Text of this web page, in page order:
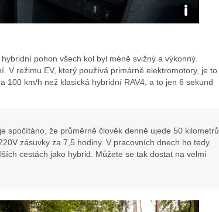
Zdroj:
Toyota
pohon všech kol byl méně svižný a výkonný.
V režimu EV, který používá primárně elektromotory, je to
100 km/h než klasická hybridní RAV4, a to jen 6 sekund
spočítáno, že průměrně člověk denně ujede 50 kilometrů.
zásuvky za 7,5 hodiny. V pracovních dnech ho tedy
cestách jako hybrid. Můžete se tak dostat na velmi